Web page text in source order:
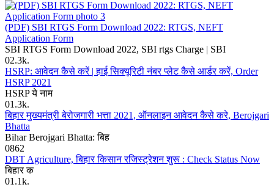
(PDF) SBI RTGS Form Download 2022: RTGS, NEFT
Application Form
SBI RTGS Form Download 2022, SBI rtgs Charge | SBI
02.3k.
HSRP: आवेदन कैसे करें | हाई सिक्यूरिटी नंबर प्लेट कैसे आर्डर करें, Order
HSRP 2021
HSRP ये नाम
01.3k.
बिहार मुख्यमंत्री बेरोजगारी भत्ता 2021, ऑनलाइन आवेदन कैसे करे, Berojgari
Bhatta
Bihar Berojgari Bhatta: बिह
0862
DBT Agriculture, बिहार किसान रजिस्ट्रेशन शुरू : Check Status Now
बिहार क
01.1k.